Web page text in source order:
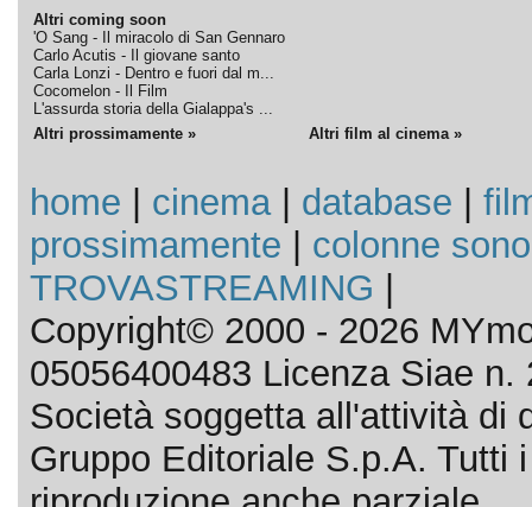
Altri coming soon
'O Sang - Il miracolo di San Gennaro
Carlo Acutis - Il giovane santo
Carla Lonzi - Dentro e fuori dal m...
Cocomelon - Il Film
L'assurda storia della Gialappa's ...
Altri prossimamente » Altri film al cinema »
home cinema| database
prossimamente
colonne
TROVASTREAMING
Copyright© 2000 - 2026
05056400483 Licenza Siae n.
Società soggetta all'attività di
Gruppo Editoriale S.p.A. Tutti